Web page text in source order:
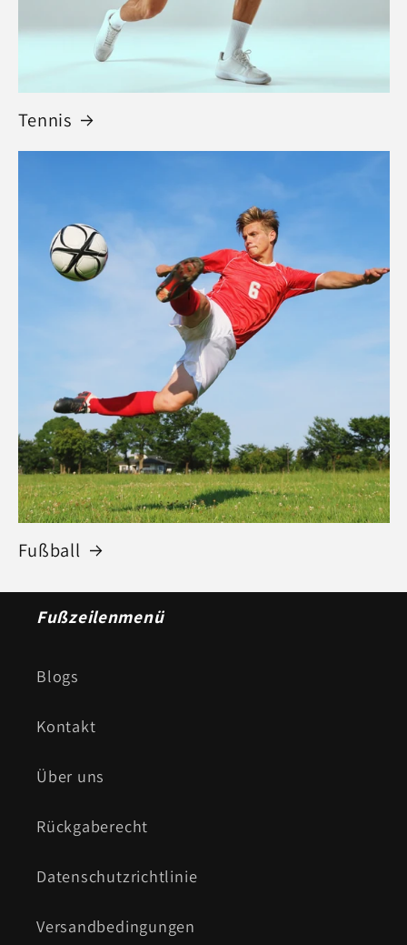
Tennis
Fußball
Fußzeilenmenü
Blogs
Kontakt
Über uns
Rückgaberecht
Datenschutzrichtlinie
Versandbedingungen